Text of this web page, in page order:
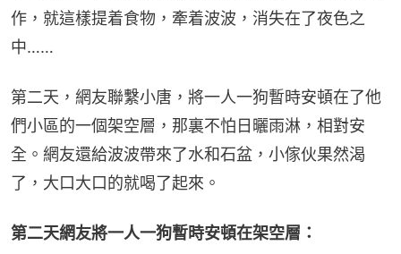
作，就這樣提着食物，牽着波波，消失在了夜色之
中……
第二天，網友聯繫小唐，將一人一狗暫時安頓在了他
們小區的一個架空層，那裏不怕日曬雨淋，相對安
全。網友還給波波帶來了水和石盆，小傢伙果然渴
了，大口大口的就喝了起來。
第二天網友將一人一狗暫時安頓在架空層：